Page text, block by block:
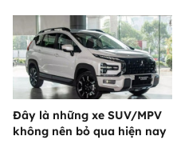
Đây là những xe SUV/MPV
không nên bỏ qua hiện nay